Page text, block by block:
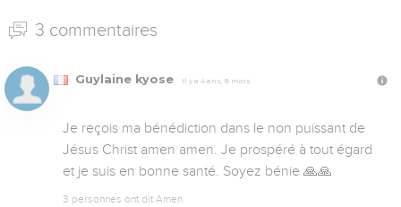
3 commentaires
Guylaine kyose Il y a 4 ans, 8 mois
Je reçois ma bénédiction dans le non puissant de
Jésus Christ amen amen. Je prospéré à tout égard
et je suis en bonne santé. Soyez bénie 🙏🙏
3 personnes ont dit Amen